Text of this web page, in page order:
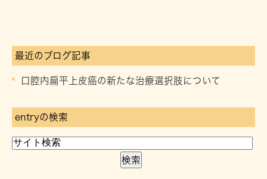
最近のブログ記事
口腔内扁平上皮癌の新たな治療選択肢について
entryの検索